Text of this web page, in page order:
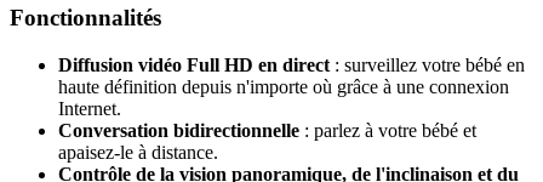
Fonctionnalités
Diffusion vidéo Full HD en direct : surveillez votre bébé en
haute définition depuis n'importe où grâce à une connexion
Internet.
Conversation bidirectionnelle : parlez à votre bébé et
apaisez-le à distance.
Contrôle de la vision panoramique, de l'inclinaison et du